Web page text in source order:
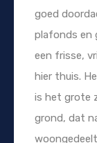
goed
plafonds en
een frisse,
hier thuis.
is het grote
grond, dat